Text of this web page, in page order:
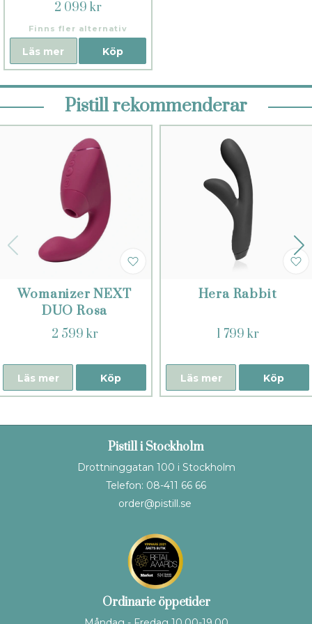
2 099 kr
Finns fler alternativ
Köp
Läs mer
Pistill rekommenderar
Womanizer NEXT
DUO Rosa
2 599 kr
Köp
Läs mer
Hera Rabbit
1 799 kr
Köp
Läs mer
Pistill i Stockholm
Drottninggatan 100 i Stockholm
Telefon: 08-411 66 66
order@pistill.se
Ordinarie öppetider